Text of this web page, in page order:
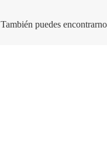
También puedes